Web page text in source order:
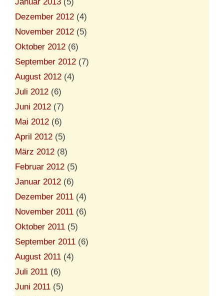
Dezember 2012 (4)
November 2012 (5)
Oktober 2012 (6)
September 2012 (7)
August 2012 (4)
Juli 2012 (6)
Juni 2012 (7)
Mai 2012 (6)
April 2012 (5)
März 2012 (8)
Februar 2012 (5)
Januar 2012 (6)
Dezember 2011 (4)
November 2011 (6)
Oktober 2011 (5)
September 2011 (6)
August 2011 (4)
Juli 2011 (6)
Juni 2011 (5)